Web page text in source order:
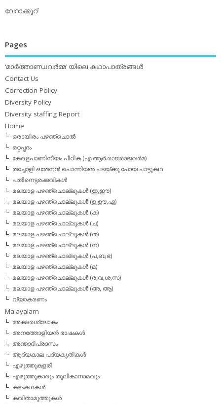
വേറാക്കൂറ്
Pages
‘മാര്‍ത്താണ്ഡവര്‍മ്മ’ യിലെ കഥാപാത്രങ്ങള്‍
Contact Us
Correction Policy
Diversity Policy
Diversity staffing Report
Home
ഒരായിരം പഴഞ്ചൊല്‍
ഒറ്റപ്പദം
കേരളപാണിനീയം പീഠിക (എ.ആര്‍.രാജരാജവര്‍മ)
തച്ചോളി ഒതേനൻ പൊന്നിയൻ പടയ്‌ക്കു പോയ പാട്ടുകഥ
പതിനെട്ടരക്കവികള്‍
മലയാള പഴഞ്ചൊല്ലുകള്‍ (ഇ,ഈ)
മലയാള പഴഞ്ചൊല്ലുകള്‍ (ഉ,ഊ,എ)
മലയാള പഴഞ്ചൊല്ലുകള്‍ (ക)
മലയാള പഴഞ്ചൊല്ലുകള്‍ (ച)
മലയാള പഴഞ്ചൊല്ലുകള്‍ (ത)
മലയാള പഴഞ്ചൊല്ലുകള്‍ (ന)
മലയാള പഴഞ്ചൊല്ലുകള്‍ (പ,ബ,ഭ)
മലയാള പഴഞ്ചൊല്ലുകള്‍ (മ)
മലയാള പഴഞ്ചൊല്ലുകള്‍ (ര,വ,ശ,സ)
മലയാള പഴഞ്ചൊല്ലുകൾ (അ, ആ)
വ്യാകരണം
Malayalam
അക്ഷരശ്ലോകം
അനത്തോളിയന്‍ ഭാഷകള്‍
അന്താദിപ്രാസം
ആദ്യകാല പദ്യകൃതികള്‍
എഴുത്തുകളരി
എഴുത്തുകാരും തൂലികാനാമവും
കടംകഥകള്‍
കവിതാമുത്തുകള്‍